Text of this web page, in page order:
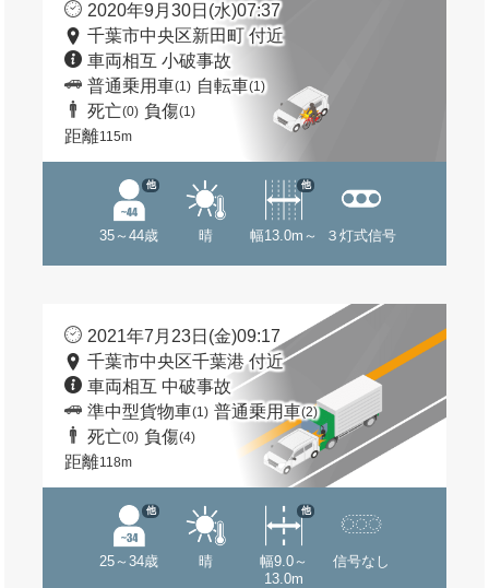
2020年9月30日(水)07:37
千葉市中央区新田町 付近
車両相互 小破事故
普通乗用車(1) 自転車(1)
死亡(0) 負傷(1)
距離115m
35～44歳
他
晴 幅13.0m～
他
３灯式信号
2021年7月23日(金)09:17
千葉市中央区千葉港 付近
車両相互 中破事故
準中型貨物車(1) 普通乗用車(2)
死亡(0) 負傷(4)
距離118m
25～34歳
他
晴
幅9.0～
13.0m
他
信号なし